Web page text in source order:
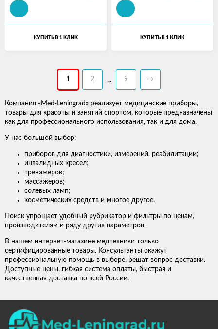
КУПИТЬ В 1 КЛИК КУПИТЬ В 1 КЛИК
1 2 ... 9 →
Компания «Med-Leningrad» реализует медицинские приборы,
товары для красоты и занятий спортом, которые предназначены
как для профессионального использования, так и для дома.
У нас большой выбор:
приборов для диагностики, измерений, реабилитации;
инвалидных кресел;
тренажеров;
массажеров;
солевых ламп;
косметических средств и многое другое.
Поиск упрощает удобный рубрикатор и фильтры по ценам,
производителям и ряду других параметров.
В нашем интернет-магазине медтехники только
сертифицированные товары. Консультанты окажут
профессиональную помощь в выборе, решат вопрос доставки.
Доступные цены, гибкая система оплаты, быстрая и
качественная доставка по всей России.